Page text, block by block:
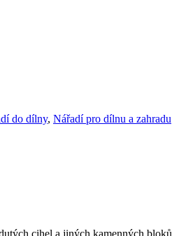
do dílny, Nářadí pro dílnu a zahradu